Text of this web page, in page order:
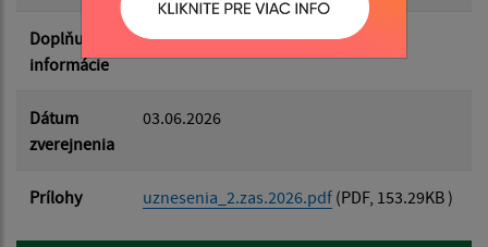
Doplňujúce
informácie
Dátum
zverejnenia
03.06.2026
Prílohy uznesenia_2.zas.2026.pdf (PDF, 153.29KB )